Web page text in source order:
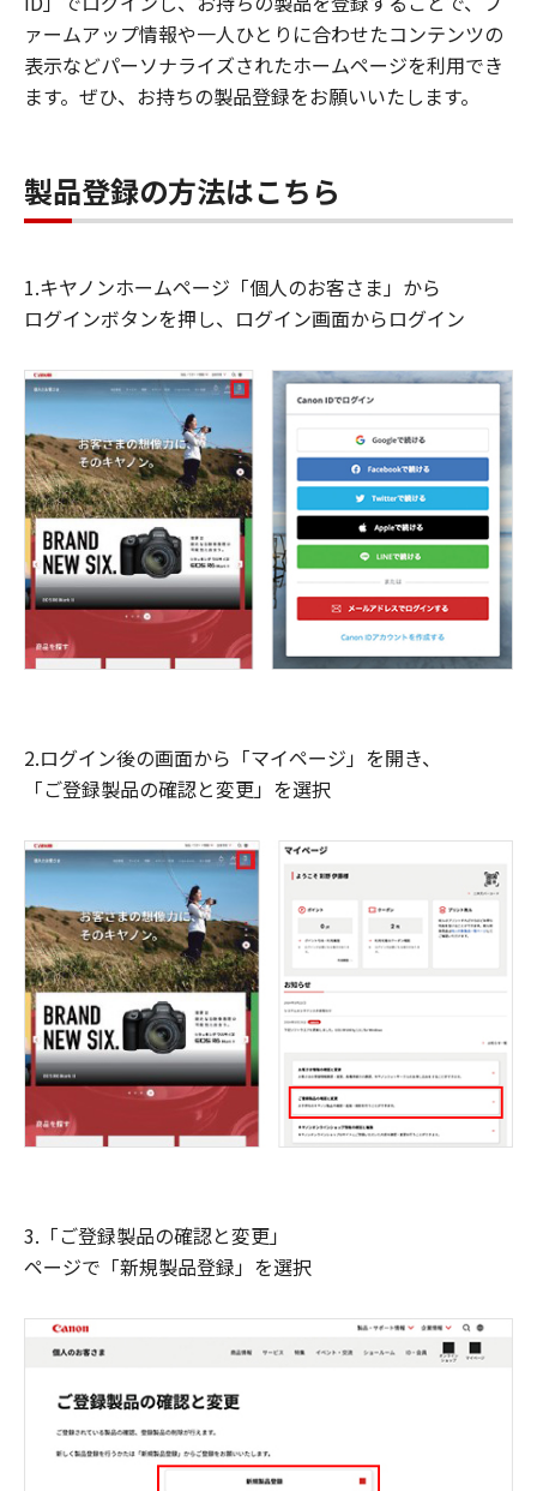
ァームアップ情報や一人ひとりに合わせたコンテンツの
表示などパーソナライズされたホームページを利用でき
ます。ぜひ、お持ちの製品登録をお願いいたします。
製品登録の方法はこちら
1.キヤノンホームページ「個人のお客さま」から
ログインボタンを押し、ログイン画面からログイン
2.ログイン後の画面から「マイページ」を開き、
「ご登録製品の確認と変更」を選択
3.「ご登録製品の確認と変更」
ページで「新規製品登録」を選択